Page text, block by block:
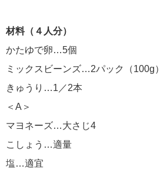
材料（４人分）
かたゆで卵…5個
ミックスビーンズ…2パック（100g）
きゅうり…1／2本
＜A＞
マヨネーズ…大さじ4
こしょう…適量
塩…適宜